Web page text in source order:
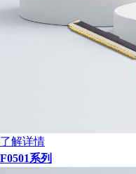
了解详情
F0501系列